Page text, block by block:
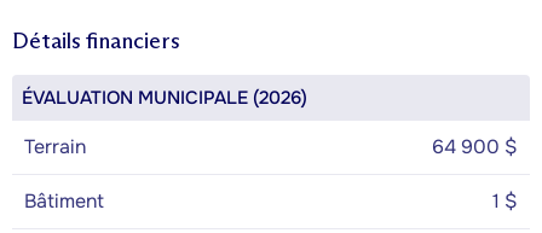
Détails financiers
ÉVALUATION MUNICIPALE (2026)
Terrain 64 900 $
Bâtiment 1 $